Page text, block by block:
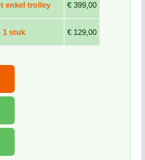
enkel trolley € 399,00
1 stuk € 129,00